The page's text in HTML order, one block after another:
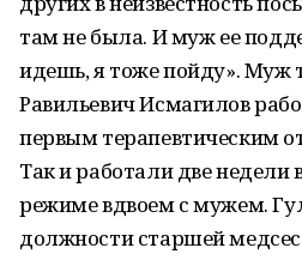
там не была. И муж ее
идешь, я тоже пойду». Муж
Равильевич Исмагилов
первым терапевтическим
Так и работали две недели
режиме вдвоем с мужем.
должности старшей